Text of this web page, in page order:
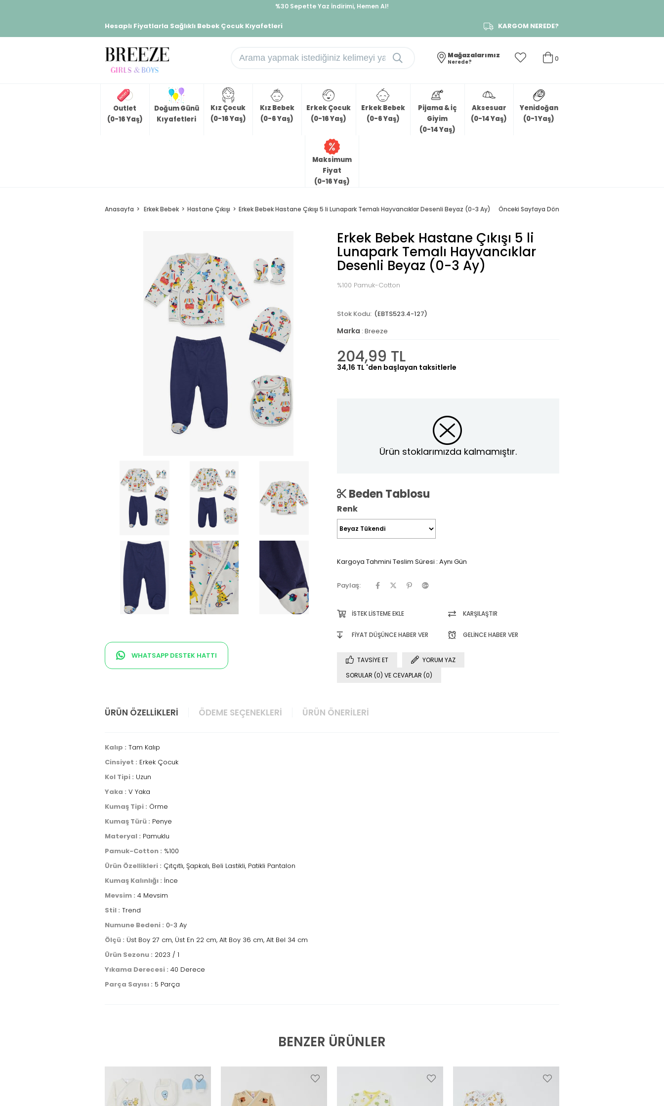
%30 Sepette Yaz İndirimi, Hemen Al!
Hesaplı Fiyatlarla Sağlıklı Bebek Çocuk Kıyafetleri KARGOM NEREDE?
0
Mağazalarımız
Nerede?
Outlet
(0-16 Yaş)
Doğum Günü
Kıyafetleri
Kız Çocuk
(0-16 Yaş)
Kız Bebek
(0-6 Yaş)
Erkek Çocuk
(0-16 Yaş)
Erkek Bebek
(0-6 Yaş)
Pijama & İç
Giyim
(0-14 Yaş)
Aksesuar
(0-14 Yaş)
Yenidoğan
(0-1 Yaş)
Maksimum
Fiyat
(0-16 Yaş)
Anasayfa Erkek Bebek Hastane Çıkışı Erkek Bebek Hastane Çıkışı 5 li Lunapark Temalı Hayvancıklar Desenli Beyaz (0-3 Ay) Önceki Sayfaya Dön
WHATSAPP DESTEK HATTI
Erkek Bebek Hastane Çıkışı 5 li
Lunapark Temalı Hayvancıklar
Desenli Beyaz (0-3 Ay)
%100 Pamuk-Cotton
(EBTS523.4-127)
Marka : Breeze
204,99 TL
34,16 TL 'den başlayan taksitlerle
Ürün stoklarımızda kalmamıştır.
Beden Tablosu
Renk
Kargoya Tahmini Teslim Süresi : Aynı Gün
Paylaş:
İSTEK LISTEME EKLE KARŞILAŞTIR
FIYAT DÜŞÜNCE HABER VER GELINCE HABER VER
TAVSIYE ET
YORUM YAZ
SORULAR (0) VE CEVAPLAR (0)
ÜRÜN ÖZELLIKLERI ÖDEME SEÇENEKLERI ÜRÜN ÖNERILERI
Kalıp : Tam Kalıp
Cinsiyet : Erkek Çocuk
Kol Tipi : Uzun
Yaka : V Yaka
Kumaş Tipi : Örme
Kumaş Türü : Penye
Materyal : Pamuklu
Pamuk-Cotton : %100
Ürün Özellikleri : Çıtçıtlı, Şapkalı, Beli Lastikli, Patikli Pantalon
Kumaş Kalınlığı : İnce
Mevsim : 4 Mevsim
Stil : Trend
Numune Bedeni : 0-3 Ay
Ölçü : Üst Boy 27 cm, Üst En 22 cm, Alt Boy 36 cm, Alt Bel 34 cm
Ürün Sezonu : 2023 / 1
Yıkama Derecesi : 40 Derece
Parça Sayısı : 5 Parça
BENZER ÜRÜNLER